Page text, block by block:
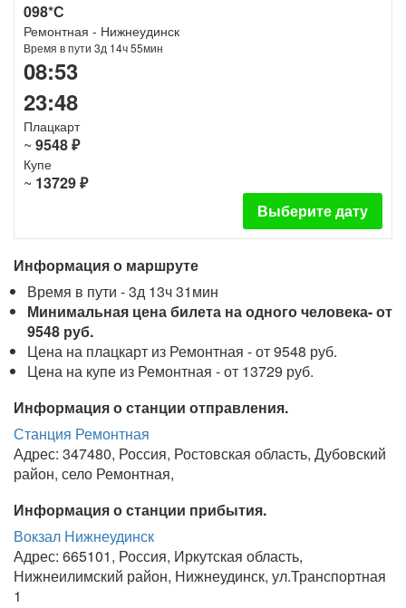
098*С
Ремонтная - Нижнеудинск
Время в пути 3д 14ч 55мин
08:53
23:48
Плацкарт
~ 9548 ₽
Купе
~ 13729 ₽
Выберите дату
Информация о маршруте
Время в пути - 3д 13ч 31мин
Минимальная цена билета на одного человека- от
9548 руб.
Цена на плацкарт из Ремонтная - от 9548 руб.
Цена на купе из Ремонтная - от 13729 руб.
Информация о станции отправления.
Станция Ремонтная
Адрес: 347480, Россия, Ростовская область, Дубовский
район, село Ремонтная,
Информация о станции прибытия.
Вокзал Нижнеудинск
Адрес: 665101, Россия, Иркутская область,
Нижнеилимский район, Нижнеудинск, ул.Транспортная
1